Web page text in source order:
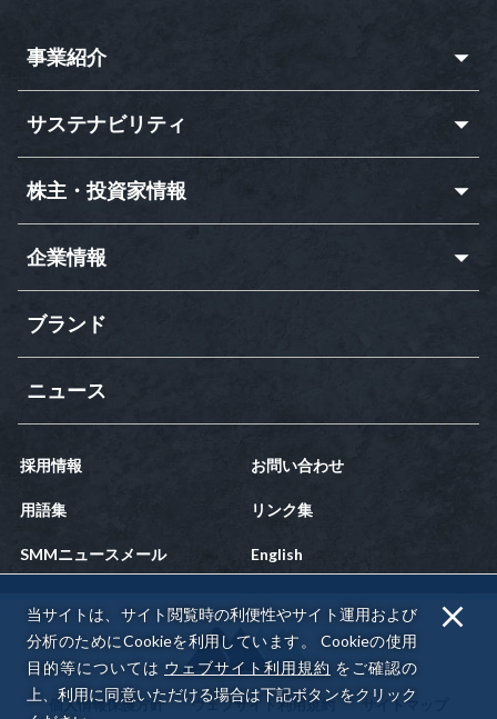
事業紹介
サステナビリティ
株主・投資家情報
企業情報
ブランド
ニュース
採用情報 お問い合わせ
用語集 リンク集
SMMニュースメール English
個人情報保護方針 ウェブサイト利用規約 サイトマップ
当サイトは、サイト閲覧時の利便性やサイト運用および
分析のためにCookieを利用しています。
Cookieの使用
目的等については ウェブサイト利用規約 をご確認の
上、利用に同意いただける場合は下記ボタンをクリック